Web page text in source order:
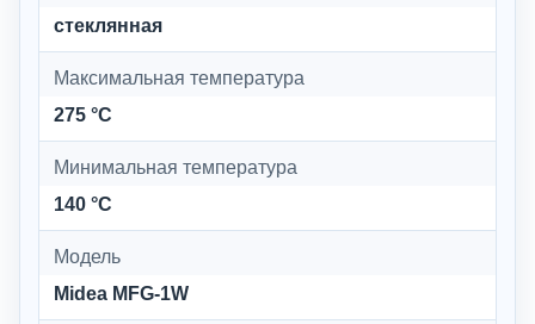
стеклянная
Максимальная температура
275 °C
Минимальная температура
140 °C
Модель
Midea MFG-1W